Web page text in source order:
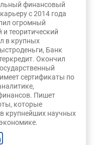
финансовый
с 2014 года
огромный
и теоритический
в крупных
Банк
Окончил
сертификаты по
Пишет
которые
крупнейших научных